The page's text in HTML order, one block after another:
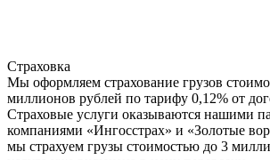
Страховка
Мы оформляем страхование грузов
миллионов рублей по тарифу 0,12% от
Страховые услуги оказываются нашими
компаниями «Ингосстрах» и «Золотые
мы страхуем грузы стоимостью до 3